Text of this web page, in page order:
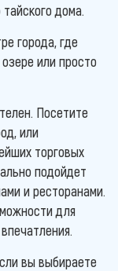
дома.
города, где
или просто
Посетите
или
торговых
подойдет
и ресторанами.
для
вы выбираете